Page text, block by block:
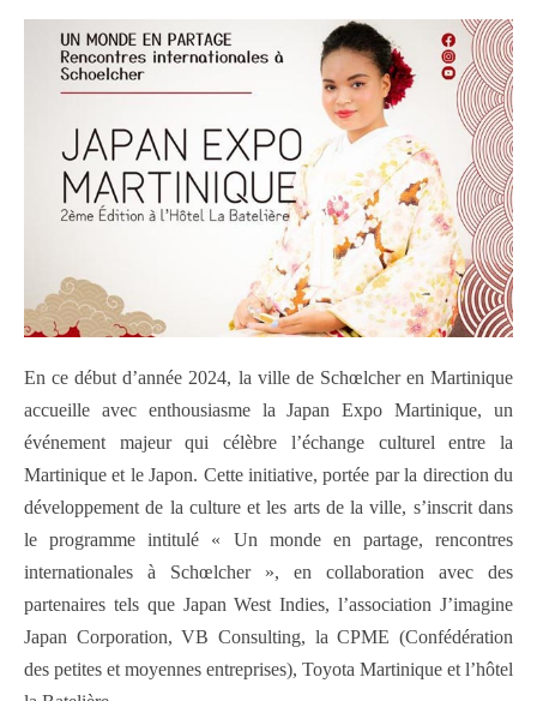
En ce début d’année 2024, la ville de Schœlcher en Martinique
accueille avec enthousiasme la Japan Expo Martinique, un
événement majeur qui célèbre l’échange culturel entre la
Martinique et le Japon. Cette initiative, portée par la direction du
développement de la culture et les arts de la ville, s’inscrit dans
le programme intitulé « Un monde en partage, rencontres
internationales à Schœlcher », en collaboration avec des
partenaires tels que Japan West Indies, l’association J’imagine
Japan Corporation, VB Consulting, la CPME (Confédération
des petites et moyennes entreprises), Toyota Martinique et l’hôtel